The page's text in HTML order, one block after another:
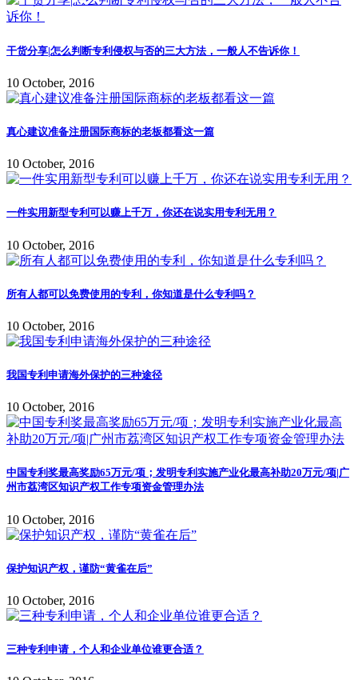
干货分享|怎么判断专利侵权与否的三大方法，一般人不告诉你！
10 October, 2016
真心建议准备注册国际商标的老板都看这一篇
10 October, 2016
一件实用新型专利可以赚上千万，你还在说实用专利无用？
10 October, 2016
所有人都可以免费使用的专利，你知道是什么专利吗？
10 October, 2016
我国专利申请海外保护的三种途径
10 October, 2016
中国专利奖最高奖励65万元/项；发明专利实施产业化最高补助20万元/项|广
州市荔湾区知识产权工作专项资金管理办法
10 October, 2016
保护知识产权，谨防“黄雀在后”
10 October, 2016
三种专利申请，个人和企业单位谁更合适？